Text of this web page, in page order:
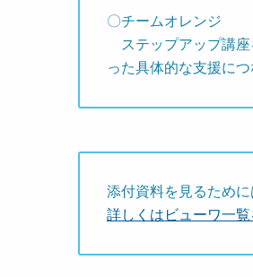
〇チームオレンジ
ステップアップ講座
った具体的な支援に
添付資料を見るため
詳しくはビューワ一覧